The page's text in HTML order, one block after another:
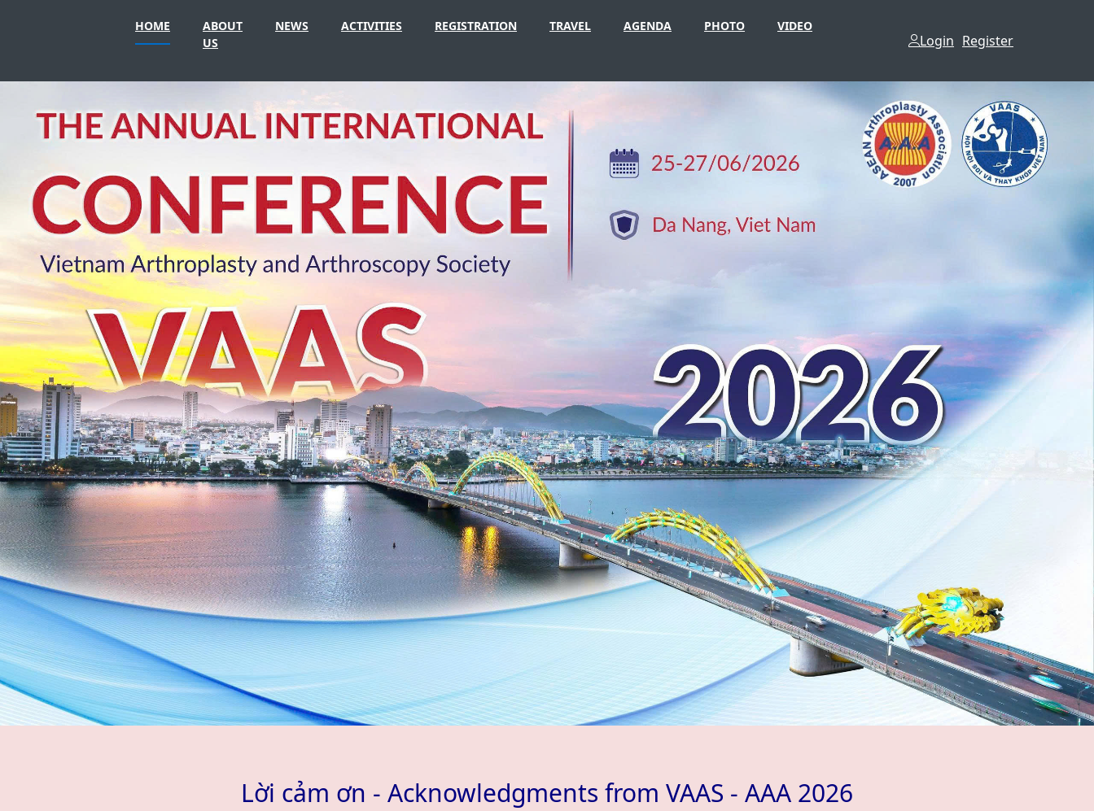
HOME
ABOUT
US
NEWS ACTIVITIES REGISTRATION TRAVEL AGENDA PHOTO VIDEO
Login Register
Lời cảm ơn - Acknowledgments from VAAS - AAA 2026